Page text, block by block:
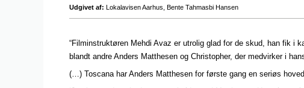
Udgivet af: Lokalavisen Aarhus, Bente Tahmasbi Hansen
“Filminstruktøren Mehdi Avaz er utrolig glad for de skud, han fik i
blandt andre Anders Matthesen og Christopher, der medvirker i
(…) Toscana har Anders Matthesen for første gang en seriøs